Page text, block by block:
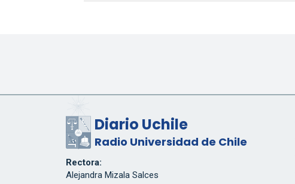
Diario Uchile
Radio Universidad de Chile
Rectora:
Alejandra Mizala Salces